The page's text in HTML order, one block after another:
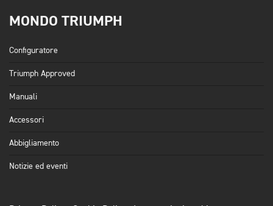
MONDO TRIUMPH
Configuratore
Triumph Approved
Manuali
Accessori
Abbigliamento
Notizie ed eventi